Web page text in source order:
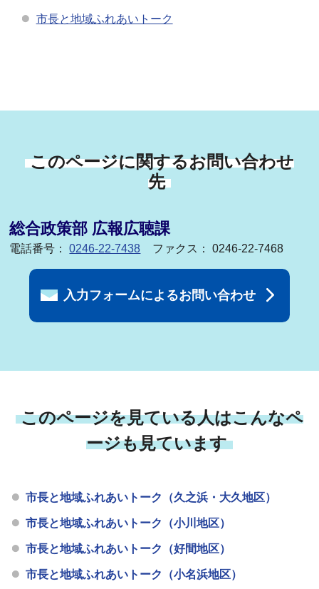
市長と地域ふれあいトーク
このページに関するお問い合わせ
先
総合政策部 広報広聴課
電話番号：0246-22-7438 ファクス： 0246-22-7468
入力フォームによるお問い合わせ
このページを見ている人はこんなペ
ージも見ています
市長と地域ふれあいトーク（久之浜・大久地区）
市長と地域ふれあいトーク（小川地区）
市長と地域ふれあいトーク（好間地区）
市長と地域ふれあいトーク（小名浜地区）